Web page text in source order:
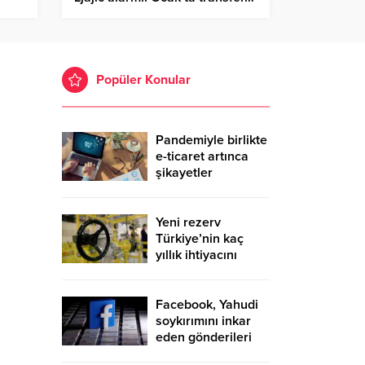
Popüler Konular
Pandemiyle birlikte
e-ticaret artınca
şikayetler
Yeni rezerv
Türkiye’nin kaç
yıllık ihtiyacını
Facebook, Yahudi
soykırımını inkar
eden gönderileri